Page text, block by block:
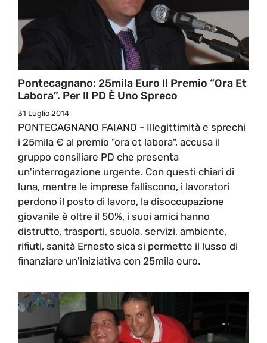
Pontecagnano: 25mila Euro Il Premio “Ora Et
Labora”. Per Il PD È Uno Spreco
31 Luglio 2014
PONTECAGNANO FAIANO - Illegittimità e sprechi
i 25mila € al premio "ora et labora", accusa il
gruppo consiliare PD che presenta
un'interrogazione urgente. Con questi chiari di
luna, mentre le imprese falliscono, i lavoratori
perdono il posto di lavoro, la disoccupazione
giovanile è oltre il 50%, i suoi amici hanno
distrutto, trasporti, scuola, servizi, ambiente,
rifiuti, sanità Ernesto sica si permette il lusso di
finanziare un'iniziativa con 25mila euro.